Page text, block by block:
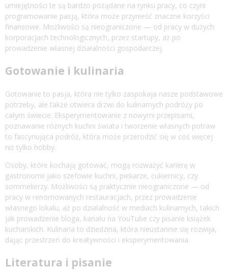
umiejętności te są bardzo pożądane na rynku pracy, co czyni
programowanie pasją, która może przynieść znaczne korzyści
finansowe. Możliwości są nieograniczone — od pracy w dużych
korporacjach technologicznych, przez startupy, aż po
prowadzenie własnej działalności gospodarczej.
Gotowanie i kulinaria
Gotowanie to pasja, która nie tylko zaspokaja nasze podstawowe
potrzeby, ale także otwiera drzwi do kulinarnych podróży po
całym świecie. Eksperymentowanie z nowymi przepisami,
poznawanie różnych kuchni świata i tworzenie własnych potraw
to fascynująca podróż, która może przerodzić się w coś więcej
niż tylko hobby.
Osoby, które kochają gotować, mogą rozważyć karierę w
gastronomii jako szefowie kuchni, piekarze, cukiernicy, czy
sommelierzy. Możliwości są praktycznie nieograniczone — od
pracy w renomowanych restauracjach, przez prowadzenie
własnego lokalu, aż po działalność w mediach kulinarnych, takich
jak prowadzenie bloga, kanału na YouTube czy pisanie książek
kucharskich. Kulinaria to dziedzina, która nieustannie się rozwija,
dając przestrzeń do kreatywności i eksperymentowania.
Literatura i pisanie